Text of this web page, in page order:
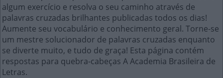
algum exercício e resolva o seu caminho através de
palavras cruzadas brilhantes publicadas todos os dias!
Aumente seu vocabulário e conhecimento geral. Torne-se
um mestre solucionador de palavras cruzadas enquanto
se diverte muito, e tudo de graça! Esta página contém
respostas para quebra-cabeças A Academia Brasileira de
Letras.